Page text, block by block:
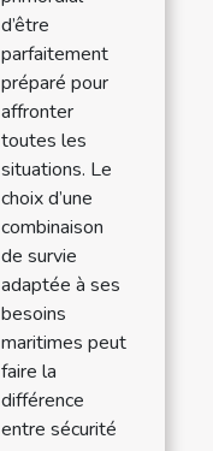
d’être
parfaitement
préparé pour
affronter
toutes les
situations. Le
choix d’une
combinaison
de survie
adaptée à ses
besoins
maritimes peut
faire la
différence
entre sécurité